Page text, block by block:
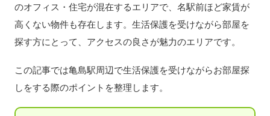
のオフィス・住宅が混在するエリアで、名駅前ほど家賃が
高くない物件も存在します。生活保護を受けながら部屋を
探す方にとって、アクセスの良さが魅力のエリアです。
この記事では亀島駅周辺で生活保護を受けながらお部屋探
しをする際のポイントを整理します。